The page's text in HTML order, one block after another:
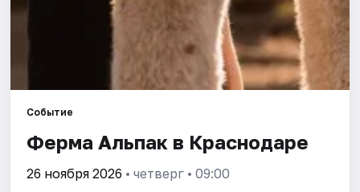
Событие
Ферма Альпак в Краснодаре
26 ноября 2026 • четверг • 09:00